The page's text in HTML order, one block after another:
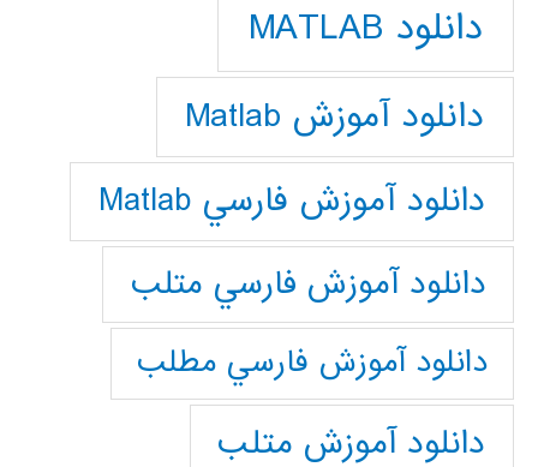
دانلود MATLAB
دانلود آموزش Matlab
دانلود آموزش فارسي Matlab
دانلود آموزش فارسي متلب
دانلود آموزش فارسي مطلب
دانلود آموزش متلب